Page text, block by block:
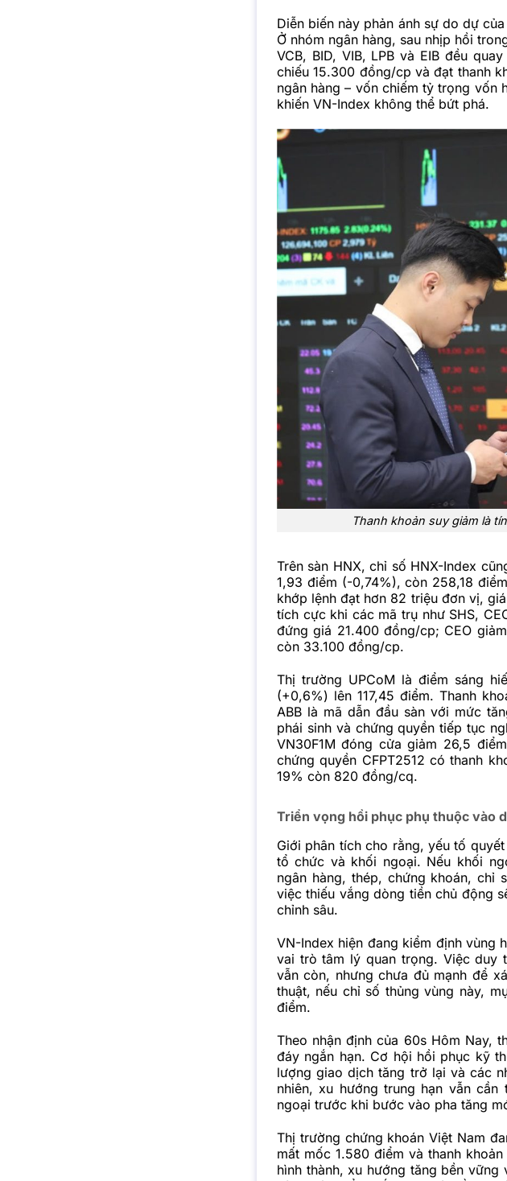
Diễn biến này phản ánh sự do dự
Ở nhóm ngân hàng, sau nhịp hồi
VCB, BID, VIB, LPB và EIB đều
chiếu 15.300 đồng/cp và đạt thanh
ngân hàng – vốn chiếm tỷ trọng vốn
khiến VN-Index không thể bứt phá.
Thanh khoản suy giảm là
Trên sàn HNX, chỉ số HNX-Index
1,93 điểm (-0,74%), còn 258,18
khớp lệnh đạt hơn 82 triệu đơn vị,
tích cực khi các mã trụ như SHS,
đứng giá 21.400 đồng/cp; CEO
còn 33.100 đồng/cp.
Thị trường UPCoM là điểm sáng
(+0,6%) lên 117,45 điểm. Thanh
ABB là mã dẫn đầu sàn với mức
phái sinh và chứng quyền tiếp tục
VN30F1M đóng cửa giảm 26,5
chứng quyền CFPT2512 có thanh
19% còn 820 đồng/cq.
Triển vọng hồi phục phụ thuộc vào
Giới phân tích cho rằng, yếu tố
tổ chức và khối ngoại. Nếu khối
ngân hàng, thép, chứng khoán,
việc thiếu vắng dòng tiền chủ động
chỉnh sâu.
VN-Index hiện đang kiểm định vùng
vai trò tâm lý quan trọng. Việc duy
vẫn còn, nhưng chưa đủ mạnh để
thuật, nếu chỉ số thủng vùng này,
điểm.
Theo nhận định của 60s Hôm Nay,
đáy ngắn hạn. Cơ hội hồi phục kỹ
lượng giao dịch tăng trở lại và các
nhiên, xu hướng trung hạn vẫn
ngoại trước khi bước vào pha tăng
Thị trường chứng khoán Việt Nam
mất mốc 1.580 điểm và thanh
hình thành, xu hướng tăng bền